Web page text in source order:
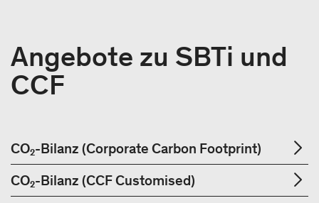
Angebote zu SBTi und
CCF
CO₂-Bilanz (Corporate Carbon Footprint)
CO₂-Bilanz (CCF Customised)